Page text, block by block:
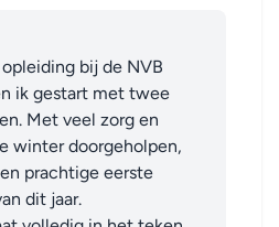
bij de NVB
ik gestart met twee
Met veel zorg en
winter doorgeholpen,
prachtige eerste
dit jaar.